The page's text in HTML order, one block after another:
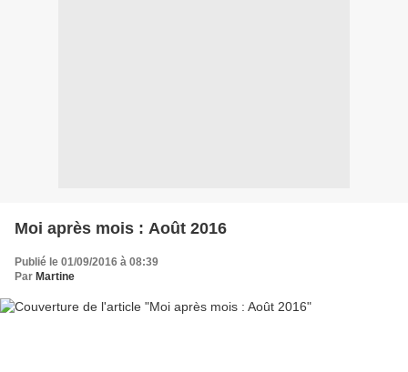
Moi après mois : Août 2016
Publié le 01/09/2016 à 08:39
Par Martine